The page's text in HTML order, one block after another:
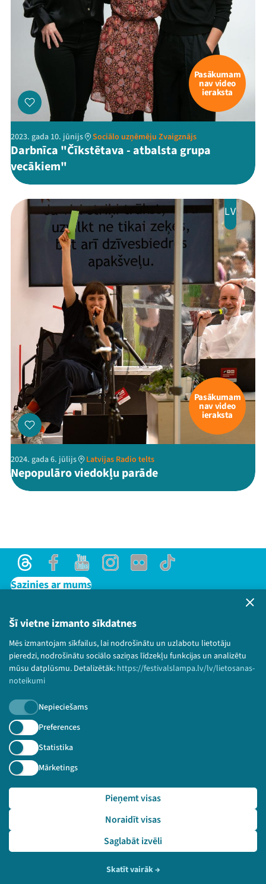
Šī vietne izmanto sīkdatnes
Mēs izmantojam sīkfailus, lai nodrošinātu un uzlabotu lietotāju
pieredzi, nodrošinātu sociālo saziņas līdzekļu funkcijas un analizētu
mūsu datplūsmu. Detalizētāk: https://festivalslampa.lv/lv/lietosanas-
noteikumi
Nepieciešams
Preferences
Statistika
Mārketings
Saglabāt izvēli
Noraidīt visas
Pieņemt visas
Skatīt vairāk→
Pasākumam
nav video
ieraksta
2023. gada 10. jūnijs Sociālo uzņēmēju Zvaigznājs
Darbnīca "Čīkstētava - atbalsta grupa
vecākiem"
LV
Pasākumam
nav video
ieraksta
2024. gada 6. jūlijs Latvijas Radio telts
Nepopulāro viedokļu parāde
ThreadsFacebookYoutubeInstagram
Flick TikTok
Sazinies ar mums
Lietošanas noteikumi un sīkdatņu politika
Bērnu aizsardzības politika
© 2026 Sarunu festivāls LAMPA Visas tiesības
paturētas.
Piesakies jaunumiem!
Nepalaid garām aktuālāko informāciju!
Pieteikties
🔗 https://festivalslampa.lv/lv/dalibnieki/3437